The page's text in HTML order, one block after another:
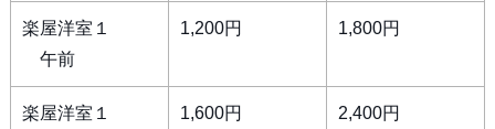
楽屋洋室１
午前
1,200円 1,800円
楽屋洋室１
1,600円 2,400円